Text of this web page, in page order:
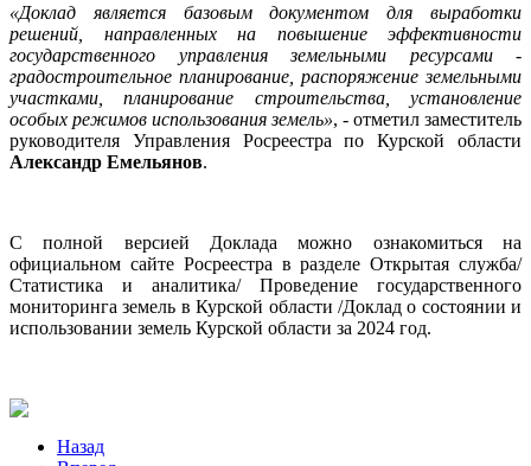
«Доклад является базовым документом для выработки
решений, направленных на повышение эффективности
государственного управления земельными ресурсами -
градостроительное планирование, распоряжение земельными
участками, планирование строительства, установление
особых режимов использования земель», - отметил заместитель
руководителя Управления Росреестра по Курской области
Александр Емельянов.
С полной версией Доклада можно ознакомиться на
официальном сайте Росреестра в разделе Открытая служба/
Статистика и аналитика/ Проведение государственного
мониторинга земель в Курской области /Доклад о состоянии и
использовании земель Курской области за 2024 год.
Назад